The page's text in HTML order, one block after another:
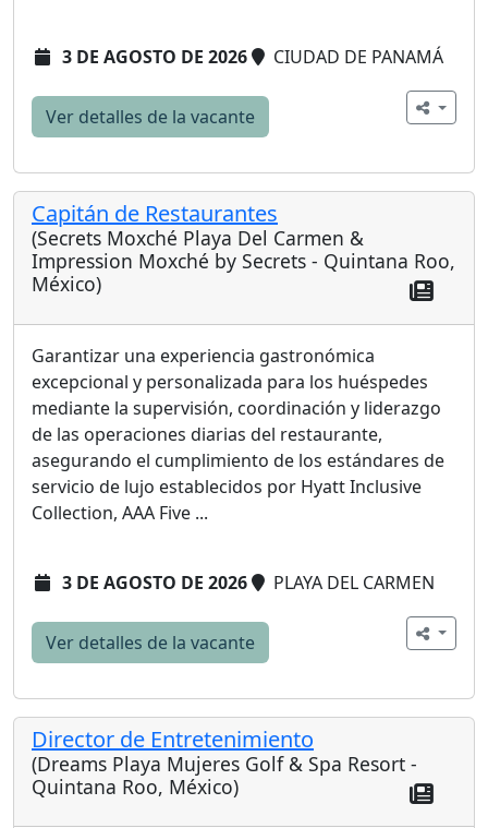
3 DE AGOSTO DE 2026 CIUDAD DE PANAMÁ
Ver detalles de la vacante
Capitán de Restaurantes
(Secrets Moxché Playa Del Carmen &
Impression Moxché by Secrets - Quintana Roo,
México)
Garantizar una experiencia gastronómica
excepcional y personalizada para los huéspedes
mediante la supervisión, coordinación y liderazgo
de las operaciones diarias del restaurante,
asegurando el cumplimiento de los estándares de
servicio de lujo establecidos por Hyatt Inclusive
Collection, AAA Five ...
3 DE AGOSTO DE 2026 PLAYA DEL CARMEN
Ver detalles de la vacante
Director de Entretenimiento
(Dreams Playa Mujeres Golf & Spa Resort -
Quintana Roo, México)